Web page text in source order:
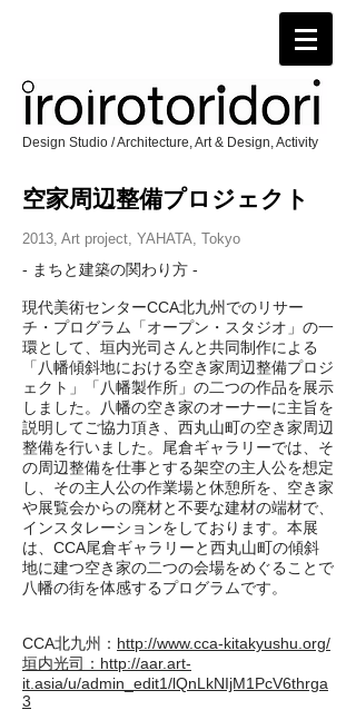
Design Studio / Architecture, Art & Design, Activity
空家周辺整備プロジェクト
2013, Art project, YAHATA, Tokyo
- まちと建築の関わり方 -
現代美術センターCCA北九州でのリサー
チ・プログラム「オープン・スタジオ」の一
環として、垣内光司さんと共同制作による
「八幡傾斜地における空き家周辺整備プロジ
ェクト」「八幡製作所」の二つの作品を展示
しました。八幡の空き家のオーナーに主旨を
説明してご協力頂き、西丸山町の空き家周辺
整備を行いました。尾倉ギャラリーでは、そ
の周辺整備を仕事とする架空の主人公を想定
し、その主人公の作業場と休憩所を、空き家
や展覧会からの廃材と不要な建材の端材で、
インスタレーションをしております。本展
は、CCA尾倉ギャラリーと西丸山町の傾斜
地に建つ空き家の二つの会場をめぐることで
八幡の街を体感するプログラムです。
CCA北九州： http://www.cca-kitakyushu.org/
垣内光司： http://aar.art-
it.asia/u/admin_edit1/lQnLkNIjM1PcV6thrga
3